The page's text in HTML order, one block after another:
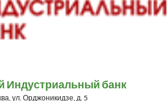
Индустриальный банк
ул. Орджоникидзе, д. 5